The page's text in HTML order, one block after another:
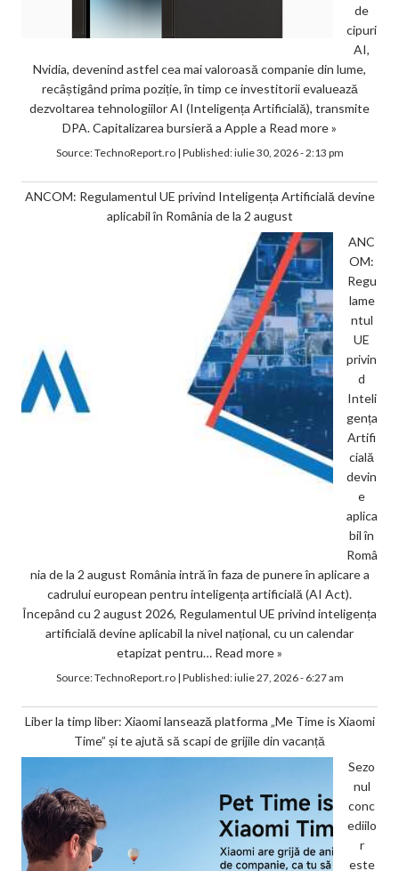
de
cipuri
AI,
Nvidia, devenind astfel cea mai valoroasă companie din lume,
recâștigând prima poziție, în timp ce investitorii evaluează
dezvoltarea tehnologiilor AI (Inteligența Artificială), transmite
DPA. Capitalizarea bursieră a Apple a Read more »
Source:TechnoReport.ro| Published:iulie 30, 2026 - 2:13 pm
ANCOM: Regulamentul UE privind Inteligența Artificială devine
aplicabil în România de la 2 august
ANC
OM:
Regu
lame
ntul
UE
privin
d
Inteli
gența
Artifi
cială
devin
e
aplica
bil în
Româ
nia de la 2 august România intră în faza de punere în aplicare a
cadrului european pentru inteligența artificială (AI Act).
Începând cu 2 august 2026, Regulamentul UE privind inteligența
artificială devine aplicabil la nivel național, cu un calendar
etapizat pentru… Read more »
Source:TechnoReport.ro| Published:iulie 27, 2026 - 6:27 am
Liber la timp liber: Xiaomi lansează platforma „Me Time is Xiaomi
Time” și te ajută să scapi de grijile din vacanță
Sezo
nul
conc
ediilo
r
este